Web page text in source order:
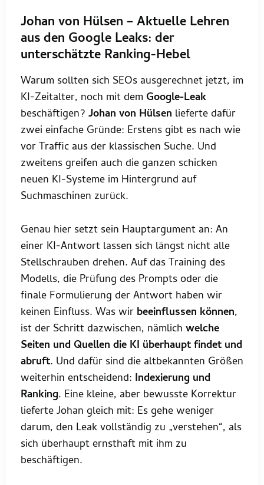
Johan von Hülsen – Aktuelle Lehren
aus den Google Leaks: der
unterschätzte Ranking-Hebel
Warum sollten sich SEOs ausgerechnet jetzt, im
KI-Zeitalter, noch mit dem Google-Leak
beschäftigen? Johan von Hülsen lieferte dafür
zwei einfache Gründe: Erstens gibt es nach wie
vor Traffic aus der klassischen Suche. Und
zweitens greifen auch die ganzen schicken
neuen KI-Systeme im Hintergrund auf
Suchmaschinen zurück.
Genau hier setzt sein Hauptargument an: An
einer KI-Antwort lassen sich längst nicht alle
Stellschrauben drehen. Auf das Training des
Modells, die Prüfung des Prompts oder die
finale Formulierung der Antwort haben wir
keinen Einfluss. Was wir beeinflussen können,
ist der Schritt dazwischen, nämlich welche
Seiten und Quellen die KI überhaupt findet und
abruft. Und dafür sind die altbekannten Größen
weiterhin entscheidend: Indexierung und
Ranking. Eine kleine, aber bewusste Korrektur
lieferte Johan gleich mit: Es gehe weniger
darum, den Leak vollständig zu „verstehen“, als
sich überhaupt ernsthaft mit ihm zu
beschäftigen.